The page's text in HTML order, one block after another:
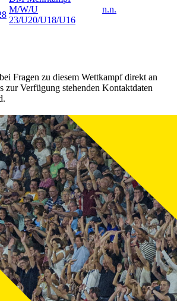
M/W/U
23/U20/U18/U16
n.n.
Fragen zu diesem Wettkampf direkt an
zur Verfügung stehenden Kontaktdaten